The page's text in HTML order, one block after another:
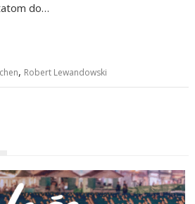
do…
, Robert Lewandowski